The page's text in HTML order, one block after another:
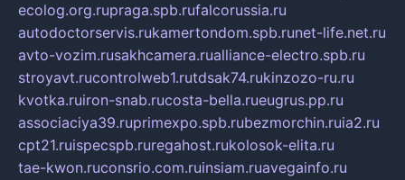
ecolog.org.rupraga.spb.rufalcorussia.ru
autodoctorservis.rukamertondom.spb.runet-life.net.ru
avto-vozim.rusakhcamera.rualliance-electro.spb.ru
stroyavt.rucontrolweb1.rutdsak74.rukinzozo-ru.ru
kvotka.ruiron-snab.rucosta-bella.rueugrus.pp.ru
associaciya39.ruprimexpo.spb.rubezmorchin.ruia2.ru
cpt21.ruispecspb.ruregahost.rukolosok-elita.ru
tae-kwon.ruconsrio.com.ruinsiam.ruavegainfo.ru